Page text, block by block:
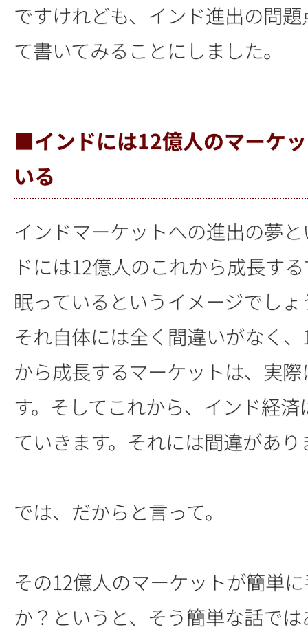
ですけれども、インド進出の問
て書いてみることにしました。
■インドには12億人のマーケ
いる
インドマーケットへの進出の夢
ドには12億人のこれから成長す
眠っているというイメージでしょ
それ自体には全く間違いがなく
から成長するマーケットは、実
す。そしてこれから、インド経
ていきます。それには間違があり
では、だからと言って。
その12億人のマーケットが簡単
か？というと、そう簡単な話で